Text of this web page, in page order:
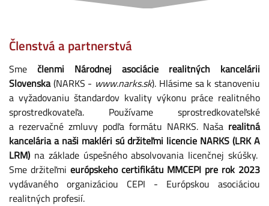
Členstvá a partnerstvá
Sme členmi Národnej asociácie realitných kancelárii
Slovenska(NARKS - www.narks.sk). Hlásime sa k stanoveniu
a vyžadovaniu štandardov kvality výkonu práce realitného
sprostredkovateľa. Používame sprostredkovateľské
a rezervačné zmluvy podľa formátu NARKS. Naša realitná
kancelária a naši makléri sú držiteľmi licencie NARKS (LRK A
LRM) na základe úspešného absolvovania licenčnej skúšky.
Sme držiteľmi európskeho certifikátu MMCEPI pre rok 2023
vydávaného organizáciou CEPI - Európskou asociáciou
realitných profesií.